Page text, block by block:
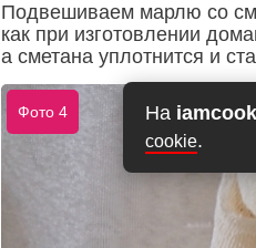
На
cookie.
Подвешиваем марлю со
как при изготовлении
а сметана уплотнится и
Фото 4